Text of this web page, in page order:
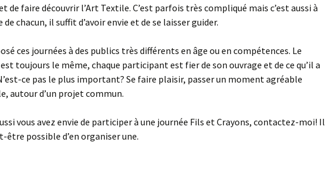
de faire découvrir l’Art Textile. C’est parfois très compliqué mais c’est aussi à
chacun, il suffit d’avoir envie et de se laisser guider.
ces journées à des publics très différents en âge ou en compétences. Le
toujours le même, chaque participant est fier de son ouvrage et de ce qu’il a
ce pas le plus important? Se faire plaisir, passer un moment agréable
autour d’un projet commun.
vous avez envie de participer à une journée Fils et Crayons, contactez-moi! Il
être possible d’en organiser une.